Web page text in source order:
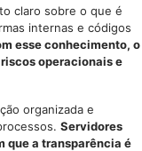
claro sobre o que é
internas e códigos
esse conhecimento, o
operacionais e
organizada e
Servidores
que a transparência é